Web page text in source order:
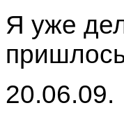
Я уже
20.06.09.